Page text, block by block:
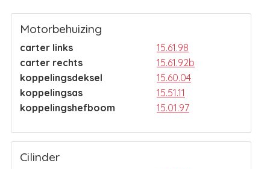
Motorbehuizing
carter links
15.61.98
carter rechts
15.61.92b
koppelingsdeksel
15.60.04
koppelingsas
15.51.11
koppelingshefboom
15.01.97
Cilinder